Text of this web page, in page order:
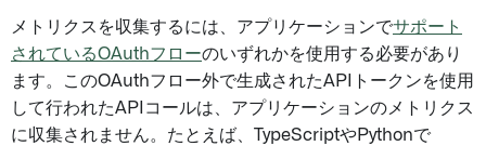
メトリクスを収集するには、アプリケーションでサポート
されているOAuthフローのいずれかを使用する必要があり
ます。このOAuthフロー外で生成されたAPIトークンを使用
して行われたAPIコールは、アプリケーションのメトリクス
に収集されません。たとえば、TypeScriptやPythonで